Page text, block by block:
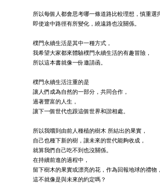
所以每個人都會思考哪一條道路比較理想，慎重選
即使途中路徑有所變化，繞遠路也沒關係。
樸門永續生活是其中一種方式，
我希望大家都來體驗樸門永續生活的有趣冒險，
所以這本書就像一份邀請函。
樸門永續生活注重的是
讓人們成為自然的一部分，共同合作，
過著豐富的人生，
讓下一個世代也跟這個世界和諧相處。
所以我嚐到由前人種植的樹木 所結出的果實，
自己也種下新的樹，讓未來的世代能夠收成，
就算我們自己吃不到也沒關係。
在持續前進的過程中，
留下樹木的果實或漂亮的花，作為回報地球的禮物，
這不就像是與未來的約定嗎？